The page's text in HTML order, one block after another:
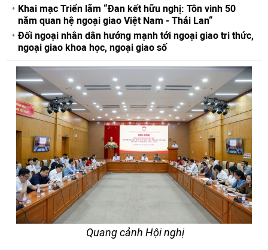
Khai mạc Triển lãm “Đan kết hữu nghị: Tôn vinh 50
năm quan hệ ngoại giao Việt Nam - Thái Lan“
Đối ngoại nhân dân hướng mạnh tới ngoại giao tri thức,
ngoại giao khoa học, ngoại giao số
Quang cảnh Hội nghị